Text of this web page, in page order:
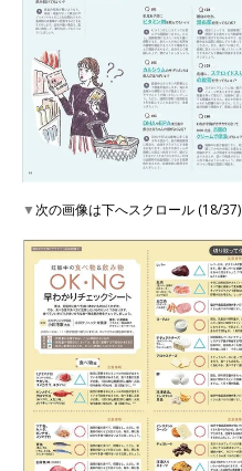
▼次の画像は下へスクロール (18/37)